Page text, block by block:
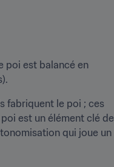
poi est balancé en
fabriquent le poi ; ces
est un élément clé de
qui joue un